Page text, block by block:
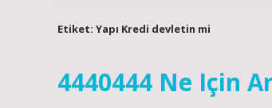
Etiket: Yapı Kredi devletin mi
4440444 Ne Için